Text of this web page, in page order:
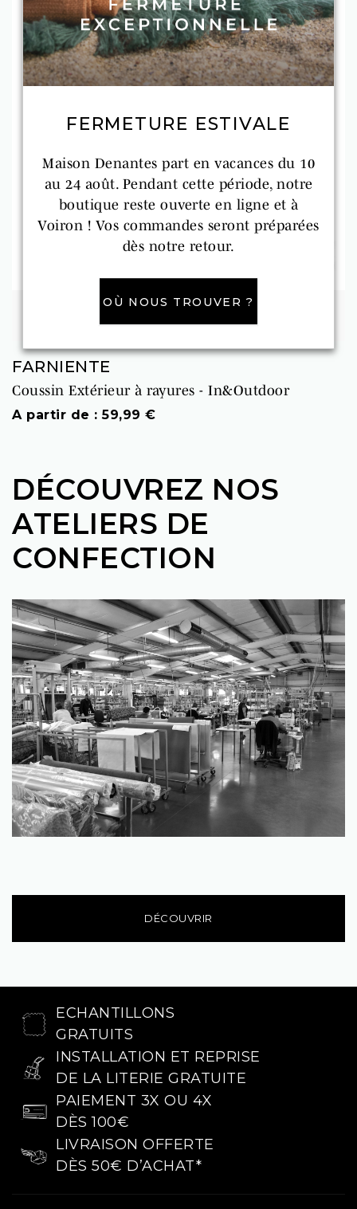
FARNIENTE
Coussin Extérieur à rayures - In&Outdoor
Prix
A partir de : 59,99 €
DÉCOUVREZ NOS
ATELIERS DE
CONFECTION
DÉCOUVRIR
ECHANTILLONS
GRATUITS
INSTALLATION ET REPRISE
DE LA LITERIE GRATUITE
PAIEMENT 3X OU 4X
DÈS 100€
LIVRAISON OFFERTE
DÈS 50€ D’ACHAT*
FERMETURE ESTIVALE
Maison Denantes part en vacances du 10
au 24 août. Pendant cette période, notre
boutique reste ouverte en ligne et à
Voiron ! Vos commandes seront préparées
dès notre retour.
OÙ NOUS TROUVER ?